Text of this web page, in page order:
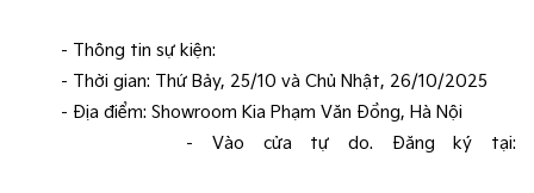
- Thông tin sự kiện:
- Thời gian: Thứ Bảy, 25/10 và Chủ Nhật, 26/10/2025
- Địa điểm: Showroom Kia Phạm Văn Đồng, Hà Nội​
- Vào cửa tự do. Đăng ký tại: